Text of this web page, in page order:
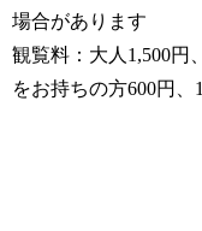
場合があります
観覧料：大人1,500円
をお持ちの方600円、